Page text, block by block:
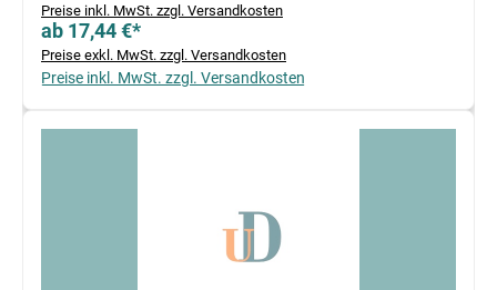
Preise inkl. MwSt. zzgl. Versandkosten
ab 17,44 €*
Preise exkl. MwSt. zzgl. Versandkosten
Preise inkl. MwSt. zzgl. Versandkosten